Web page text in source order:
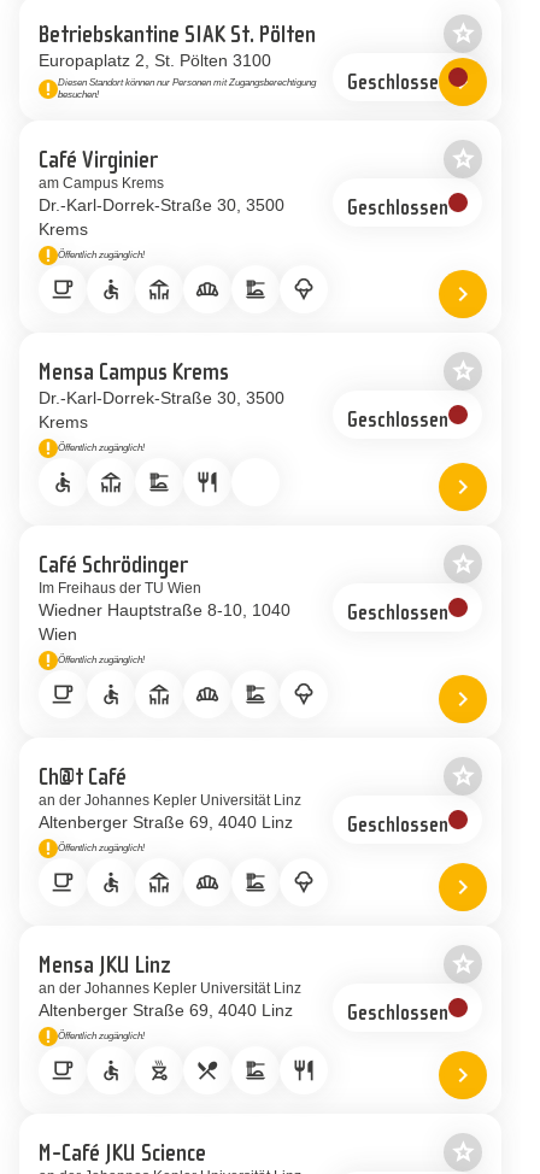
Betriebskantine SIAK St. Pölten
Europaplatz 2 St. Pölten 3100
priority_highDiesen Standort können nur Personen mit Zugangsberechtigung
besuchen!
star_border
Als
Geschlossen chevron_right
Standort
Café Virginier
am Campus Krems
Dr.-Karl-Dorrek-Straße 30 3500
Krems
priority_highÖffentlich zugänglich!
star_border
Als
Geschlossen
local_cafe accessible deck bakery_dining dinner_dining icecream chevron_right
Standort
Mensa Campus Krems
Dr.-Karl-Dorrek-Straße 30 3500
Krems
priority_highÖffentlich zugänglich!
star_border
Als
Geschlossen
accessible deck dinner_dining restaurant chevron_right
Standort
Café Schrödinger
Im Freihaus der TU Wien
Wiedner Hauptstraße 8-10 1040
Wien
priority_highÖffentlich zugänglich!
star_border
Als
Geschlossen
local_cafe accessible deck bakery_dining dinner_dining icecream chevron_right
Standort
Ch@t Café
an der Johannes Kepler Universität Linz
Altenberger Straße 69 4040 Linz
priority_highÖffentlich zugänglich!
star_border
Als
Geschlossen
local_cafe accessible deck bakery_dining dinner_dining icecream chevron_right
Standort
Mensa JKU Linz
an der Johannes Kepler Universität Linz
Altenberger Straße 69 4040 Linz
priority_highÖffentlich zugänglich!
star_border
Als
Geschlossen
local_cafe accessible outdoor_grill restaurant_menu dinner_dining restaurant chevron_right
Standort
M-Café JKU Science star_border
Als